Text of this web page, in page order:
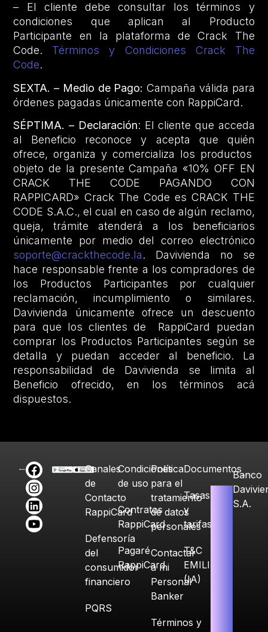
– El cliente debe consultar los términos y
condiciones que aplican al Producto
Participante en la plataforma de Crack The
Code. Términos y Condiciones Crack The
Code.
SEXTA. – Medio de Pago:Campaña válida para
órdenes pagadas únicamente con RappiCard.
SÉPTIMA. – Declaración: El cliente que acceda
al Beneficio reconoce y acepta que quién
ofrece, organiza y comercializa los productos
objeto de la presente Campaña «10% OFF EN
CRACK THE CODE PAGANDO CON
RAPPICARD» Crack The Code es CRACK THE
CODE S.A.C., el cual en caso de algún reclamo,
queja, trámite atenderá a los beneficiarios
únicamente por medio del correo electrónico
soporte@crackthecode.la. Davivienda no se
hace responsable frente a los compradores de
los Productos Participantes por cualquier
reclamación, incumplimiento o similares.
Davivienda únicamente ofrece un descuento
para que los clientes de RappiCard puedan
comprar los Productos Participantes según se
detalla y puedan acceder al beneficio. La
responsabilidad de Davivienda se limita al
Beneficio ofrecido, en los términos acá
dispuestos.
Canales
de
Contacto
RappiCard
Defensoría
del
consumidor
financiero
PQRS
Condiciones
de uso
Contratos
RappiCard
Pagaré
RappiCard
Política
para el
tratamiento
de datos
personales
Contactar
a mi
Personal
Banker
Términos y
Documentos
Tasas
y
tarifas
T&C
EMILIA
(IA)
Banco
S.A.